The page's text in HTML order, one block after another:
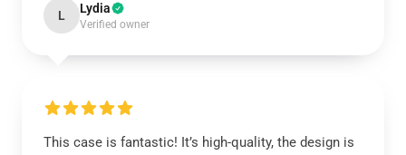
L Lydia
Verified owner
This case is fantastic! It’s high-quality, the design is